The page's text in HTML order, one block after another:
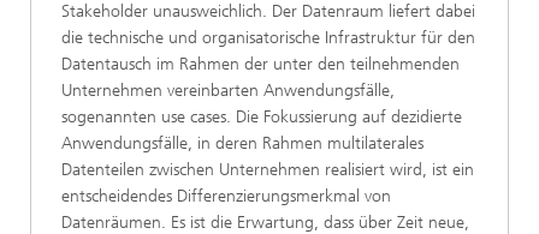
Stakeholder unausweichlich. Der Datenraum liefert dabei
die technische und organisatorische Infrastruktur für den
Datentausch im Rahmen der unter den teilnehmenden
Unternehmen vereinbarten Anwendungsfälle,
sogenannten use cases. Die Fokussierung auf dezidierte
Anwendungsfälle, in deren Rahmen multilaterales
Datenteilen zwischen Unternehmen realisiert wird, ist ein
entscheidendes Differenzierungsmerkmal von
Datenräumen. Es ist die Erwartung, dass über Zeit neue,